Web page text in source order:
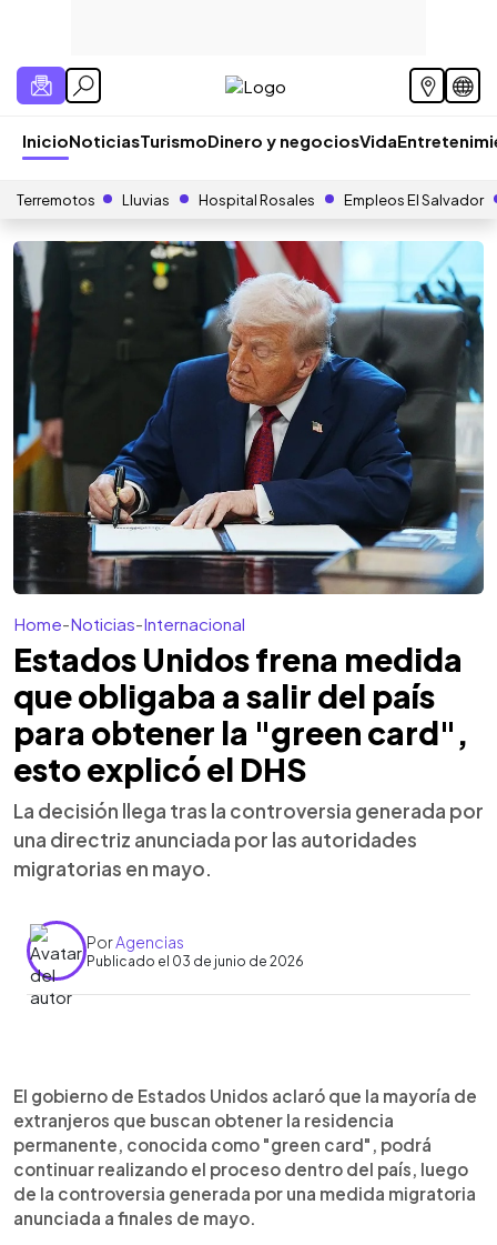
InicioNoticiasTurismoDinero y negociosVida
Terremotos Lluvias Hospital Rosales Empleos El Salvador
Home-Noticias-Internacional
Estados Unidos frena medida
que obligaba a salir del país
para obtener la "green card",
esto explicó el DHS
La decisión llega tras la controversia generada por
una directriz anunciada por las autoridades
migratorias en mayo.
PorAgencias
Publicado el 03 de junio de 2026
► Escuchar artículo
El Departamento de Seguridad Nacional (DHS)
aclaró que la mayoría de inmigrantes que solicitan
la residencia permanente en Estados Unidos no
tendrá que salir del país para completar el trámite.
La explicación surge después de que una directriz
de USCIS generara preocupación al sugerir que
algunos solicitantes debían regresar a su país de
El gobierno de Estados Unidos aclaró que la mayoría de
extranjeros que buscan obtener la residencia
permanente, conocida como "green card", podrá
continuar realizando el proceso dentro del país, luego
de la controversia generada por una medida migratoria
anunciada a finales de mayo.